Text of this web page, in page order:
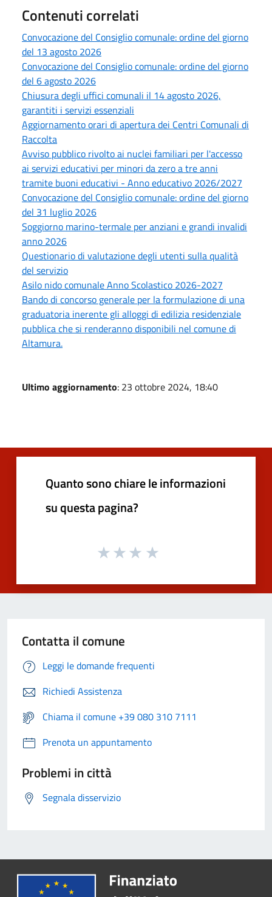
Contenuti correlati
Convocazione del Consiglio comunale: ordine del giorno
del 13 agosto 2026
Convocazione del Consiglio comunale: ordine del giorno
del 6 agosto 2026
Chiusura degli uffici comunali il 14 agosto 2026,
garantiti i servizi essenziali
Aggiornamento orari di apertura dei Centri Comunali di
Raccolta
Avviso pubblico rivolto ai nuclei familiari per l'accesso
ai servizi educativi per minori da zero a tre anni
tramite buoni educativi - Anno educativo 2026/2027
Convocazione del Consiglio comunale: ordine del giorno
del 31 luglio 2026
Soggiorno marino-termale per anziani e grandi invalidi
anno 2026
Questionario di valutazione degli utenti sulla qualità
del servizio
Asilo nido comunale Anno Scolastico 2026-2027
Bando di concorso generale per la formulazione di una
graduatoria inerente gli alloggi di edilizia residenziale
pubblica che si renderanno disponibili nel comune di
Altamura.
Ultimo aggiornamento: 23 ottobre 2024, 18:40
Quanto sono chiare le informazioni
su questa pagina?
Contatta il comune
Leggi le domande frequenti
Richiedi Assistenza
Chiama il comune +39 080 310 7111
Prenota un appuntamento
Problemi in città
Segnala disservizio